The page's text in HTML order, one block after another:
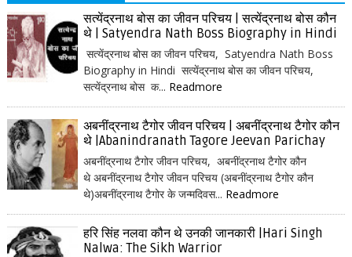
सत्येंद्रनाथ बोस का जीवन परिचय | सत्येंद्रनाथ बोस कौन
थे | Satyendra Nath Boss Biography in Hindi
सत्येंद्रनाथ बोस का जीवन परिचय, Satyendra Nath Boss
Biography in Hindi सत्येंद्रनाथ बोस का जीवन परिचय,
सत्येंद्रनाथ बोस क... Readmore
अबनींद्रनाथ टैगोर जीवन परिचय | अबनींद्रनाथ टैगोर कौन
थे |Abanindranath Tagore Jeevan Parichay
अबनींद्रनाथ टैगोर जीवन परिचय, अबनींद्रनाथ टैगोर कौन
थे अबनींद्रनाथ टैगोर जीवन परिचय (अबनींद्रनाथ टैगोर कौन
थे)अबनींद्रनाथ टैगोर के जन्मदिवस... Readmore
हरि सिंह नलवा कौन थे उनकी जानकारी |Hari Singh
Nalwa: The Sikh Warrior